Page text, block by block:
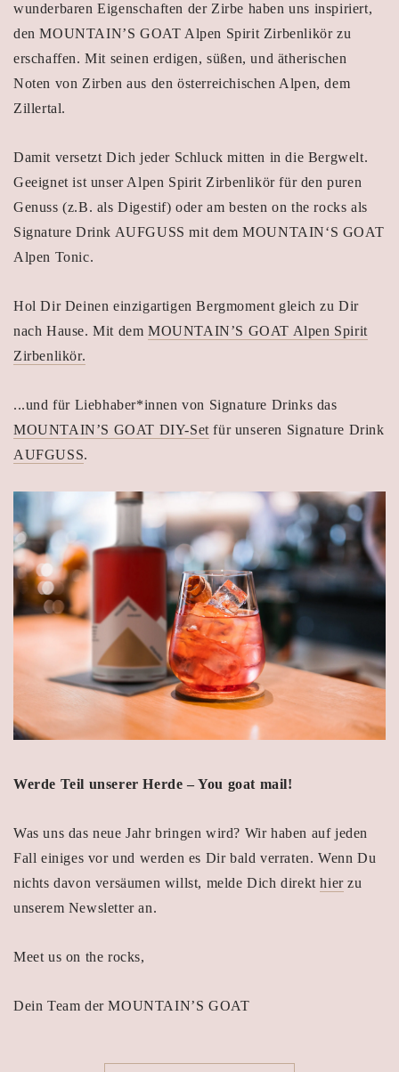
wunderbaren Eigenschaften der Zirbe haben uns inspiriert,
den MOUNTAIN’S GOAT Alpen Spirit Zirbenlikör zu
erschaffen. Mit seinen erdigen, süßen, und ätherischen
Noten von Zirben aus den österreichischen Alpen, dem
Zillertal.
Damit versetzt Dich jeder Schluck mitten in die Bergwelt.
Geeignet ist unser Alpen Spirit Zirbenlikör für den puren
Genuss (z.B. als Digestif) oder am besten on the rocks als
Signature Drink AUFGUSS mit dem MOUNTAIN‘S GOAT
Alpen Tonic.
Hol Dir Deinen einzigartigen Bergmoment gleich zu Dir
nach Hause.Mit demMOUNTAIN’S GOAT Alpen Spirit
Zirbenlikör.
...und für Liebhaber*innen von Signature Drinks das
MOUNTAIN’S GOAT DIY-Set für unseren Signature Drink
AUFGUSS.
Werde Teil unserer Herde – You goat mail!
Was uns das neue Jahr bringen wird? Wir haben auf jeden
Fall einiges vor und werden es Dir bald verraten. Wenn Du
nichts davon versäumen willst, melde Dich direkthierzu
unserem Newsletter an.
Meet us on the rocks,
Dein Team der MOUNTAIN’S GOAT